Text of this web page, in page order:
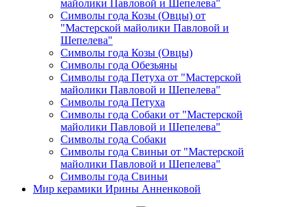
майолики Павловой и Шепелева"
Символы года Козы (Овцы) от
"Мастерской майолики Павловой и
Шепелева"
Символы года Козы (Овцы)
Символы года Обезьяны
Символы года Петуха от "Мастерской
майолики Павловой и Шепелева"
Символы года Петуха
Символы года Собаки от "Мастерской
майолики Павловой и Шепелева"
Символы года Собаки
Символы года Свиньи от "Мастерской
майолики Павловой и Шепелева"
Символы года Свиньи
Мир керамики Ирины Анненковой